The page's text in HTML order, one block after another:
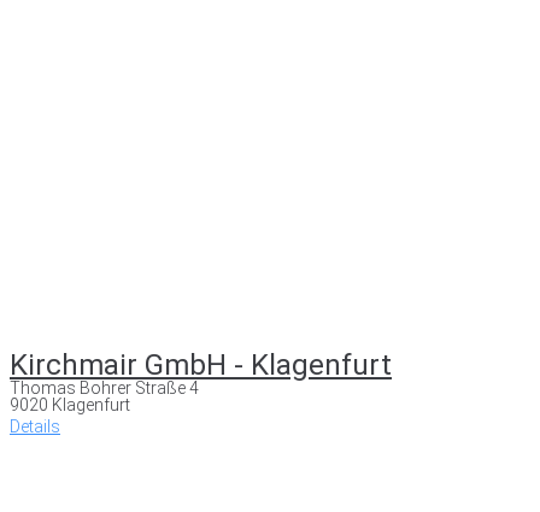
Kirchmair GmbH - Klagenfurt
Thomas Bohrer Straße 4
9020 Klagenfurt
Details